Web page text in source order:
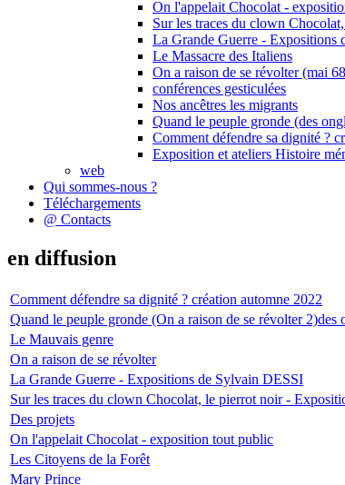
On l'appelait Chocolat -
Sur les traces du clown
La Grande Guerre - Expositions
Le Massacre des Italiens
On a raison de se révolter (mai
conférences gesticulées
Nos ancêtres les migrants
Quand le peuple gronde (des
Comment défendre sa dignité ?
Exposition et ateliers Histoire
web
Qui sommes-nous ?
Téléchargements
@ Contacts
en diffusion
Comment défendre sa dignité ? création automne 2022
Quand le peuple gronde (On a raison de se révolter 2)des
Le Mauvais genre
On a raison de se révolter
La Grande Guerre - Expositions de Sylvain DESSI
Sur les traces du clown Chocolat, le pierrot noir -
Des projets
On l'appelait Chocolat - exposition tout public
Les Citoyens de la Forêt
Mary Prince